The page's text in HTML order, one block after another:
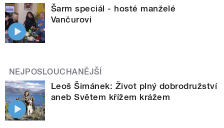
Šarm speciál - hosté manželé
Vančurovi
NEJPOSLOUCHANĚJŠÍ
Leoš Šimánek: Život plný dobrodružství
aneb Světem křížem krážem